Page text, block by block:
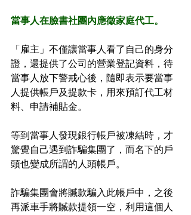
當事人在臉書社團內應徵家庭代工。
「雇主」不僅讓當事人看了自己的身分
證，還提供了公司的營業登記資料，待
當事人放下警戒心後，隨即表示要當事
人提供帳戶及提款卡，用來預訂代工材
料、申請補貼金。
等到當事人發現銀行帳戶被凍結時，才
驚覺自己遇到詐騙集團了，而名下的戶
頭也變成所謂的人頭帳戶。
詐騙集團會將贓款騙入此帳戶中，之後
再派車手將贓款提領一空，利用這個人